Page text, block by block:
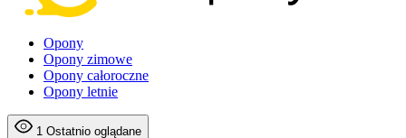
Opony
Opony zimowe
Opony całoroczne
Opony letnie
1 Ostatnio oglądane